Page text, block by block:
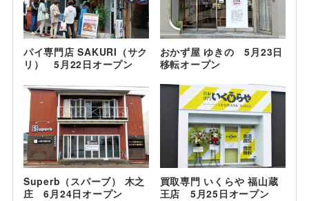
パイ専門店 SAKURI（サク
リ） 5月22日オープン
おかず屋 ゆきの 5月23日
移転オープン
Superb（スパーブ） 木之
庄 6月24日オープン
買取専門 いくらや 福山蔵
王店 5月25日オープン